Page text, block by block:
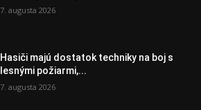
7. augusta 2026
Hasiči majú dostatok techniky na boj s
lesnými požiarmi,...
7. augusta 2026